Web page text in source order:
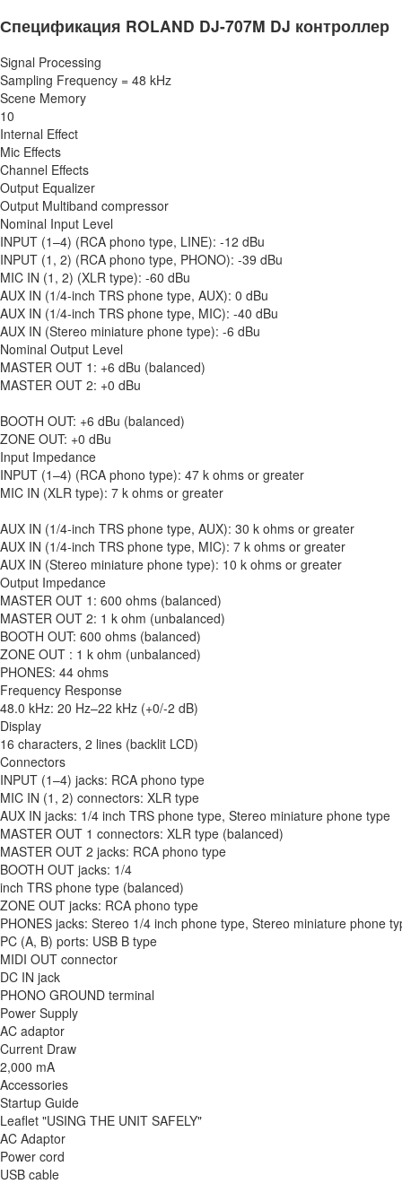
Спецификация ROLAND DJ-707M DJ контроллер
Signal Processing
Sampling Frequency = 48 kHz
Scene Memory
10
Internal Effect
Mic Effects
Channel Effects
Output Equalizer
Output Multiband compressor
Nominal Input Level
INPUT (1–4) (RCA phono type, LINE): -12 dBu
INPUT (1, 2) (RCA phono type, PHONO): -39 dBu
MIC IN (1, 2) (XLR type): -60 dBu
AUX IN (1/4-inch TRS phone type, AUX): 0 dBu
AUX IN (1/4-inch TRS phone type, MIC): -40 dBu
AUX IN (Stereo miniature phone type): -6 dBu
Nominal Output Level
MASTER OUT 1: +6 dBu (balanced)
MASTER OUT 2: +0 dBu
BOOTH OUT: +6 dBu (balanced)
ZONE OUT: +0 dBu
Input Impedance
INPUT (1–4) (RCA phono type): 47 k ohms or greater
MIC IN (XLR type): 7 k ohms or greater
AUX IN (1/4-inch TRS phone type, AUX): 30 k ohms or greater
AUX IN (1/4-inch TRS phone type, MIC): 7 k ohms or greater
AUX IN (Stereo miniature phone type): 10 k ohms or greater
Output Impedance
MASTER OUT 1: 600 ohms (balanced)
MASTER OUT 2: 1 k ohm (unbalanced)
BOOTH OUT: 600 ohms (balanced)
ZONE OUT : 1 k ohm (unbalanced)
PHONES: 44 ohms
Frequency Response
48.0 kHz: 20 Hz–22 kHz (+0/-2 dB)
Display
16 characters, 2 lines (backlit LCD)
Connectors
INPUT (1–4) jacks: RCA phono type
MIC IN (1, 2) connectors: XLR type
AUX IN jacks: 1/4 inch TRS phone type, Stereo miniature phone type
MASTER OUT 1 connectors: XLR type (balanced)
MASTER OUT 2 jacks: RCA phono type
BOOTH OUT jacks: 1/4
inch TRS phone type (balanced)
ZONE OUT jacks: RCA phono type
PHONES jacks: Stereo 1/4 inch phone type, Stereo miniature phone
PC (A, B) ports: USB B type
MIDI OUT connector
DC IN jack
PHONO GROUND terminal
Power Supply
AC adaptor
Current Draw
2,000 mA
Accessories
Startup Guide
Leaflet "USING THE UNIT SAFELY"
AC Adaptor
Power cord
USB cable